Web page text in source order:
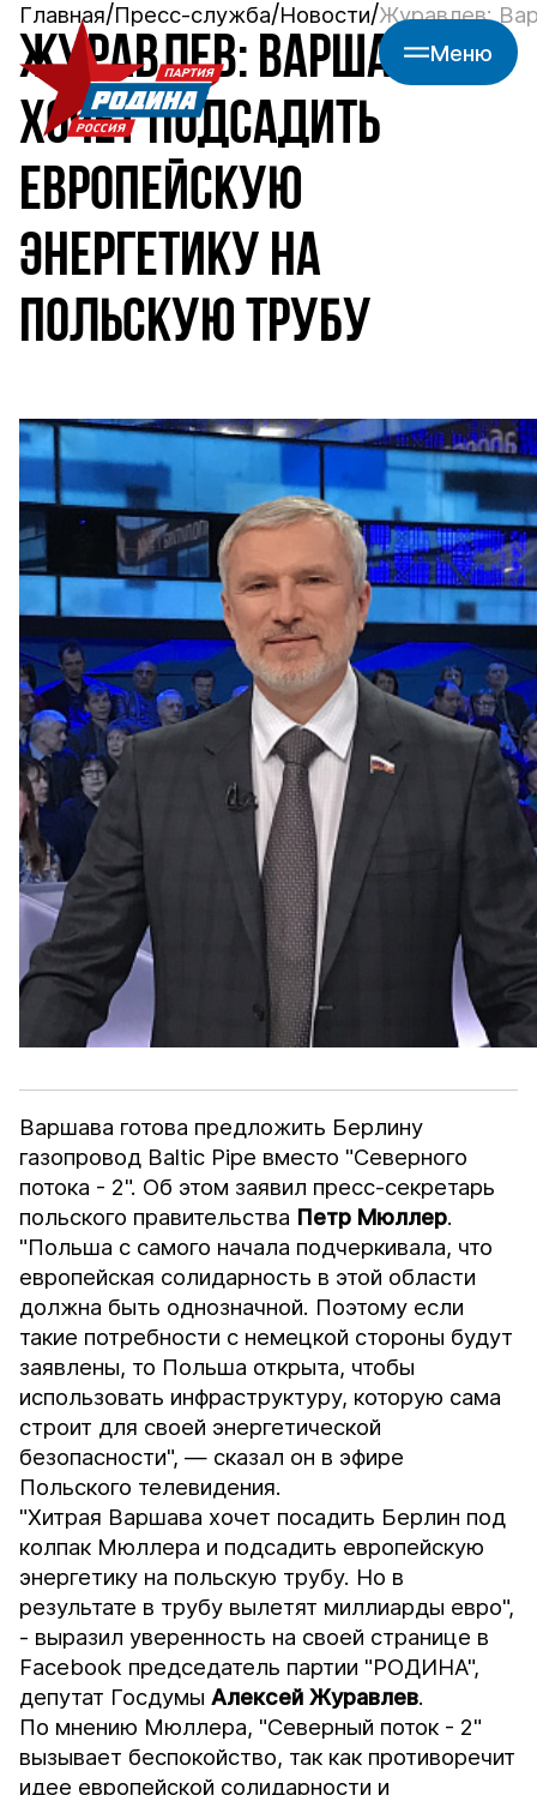
Меню
Главная Пресс-служба Новости Журавлев:
ЖУРАВЛЕВ: ВАРШАВА
ХОЧЕТ ПОДСАДИТЬ
ЕВРОПЕЙСКУЮ
ЭНЕРГЕТИКУ НА
ПОЛЬСКУЮ ТРУБУ
Варшава готова предложить Берлину
газопровод Baltic Pipe вместо "Северного
потока - 2". Об этом заявил пресс-секретарь
польского правительства Петр Мюллер.
"Польша с самого начала подчеркивала, что
европейская солидарность в этой области
должна быть однозначной. Поэтому если
такие потребности с немецкой стороны будут
заявлены, то Польша открыта, чтобы
использовать инфраструктуру, которую сама
строит для своей энергетической
безопасности", — сказал он в эфире
Польского телевидения.
"Хитрая Варшава хочет посадить Берлин под
колпак Мюллера и подсадить европейскую
энергетику на польскую трубу. Но в
результате в трубу вылетят миллиарды евро",
- выразил уверенность на своей странице в
Facebook председатель партии "РОДИНА",
депутат ГосдумыАлексей Журавлев.
По мнению Мюллера, "Северный поток - 2"
вызывает беспокойство, так как противоречит
идее европейской солидарности и